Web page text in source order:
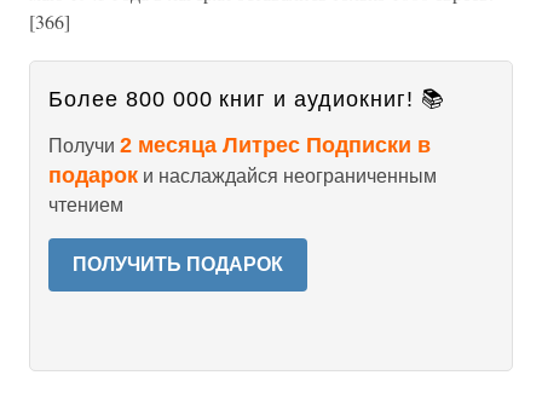
[366]
Более 800 000 книг и аудиокниг! 📚
Получи 2 месяца Литрес Подписки в
подарок и наслаждайся неограниченным
чтением
ПОЛУЧИТЬ ПОДАРОК